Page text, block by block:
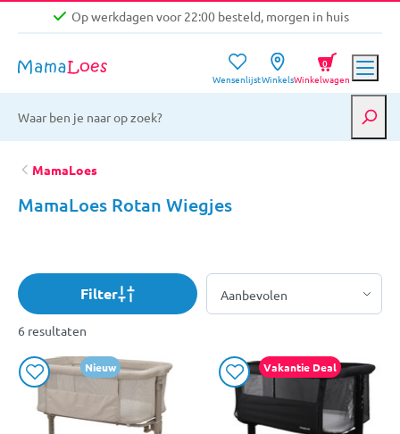
Op werkdagen voor 22:00 besteld, morgen in huis
Gratis verzending vanaf €39,-
Op werkdagen voor 22:00 besteld, morgen in huis
WensenlijstWinkelsWinkelwagen
0
MamaLoes
MamaLoes Rotan Wiegjes
Filter
6 resultaten
Nieuw Vakantie Deal